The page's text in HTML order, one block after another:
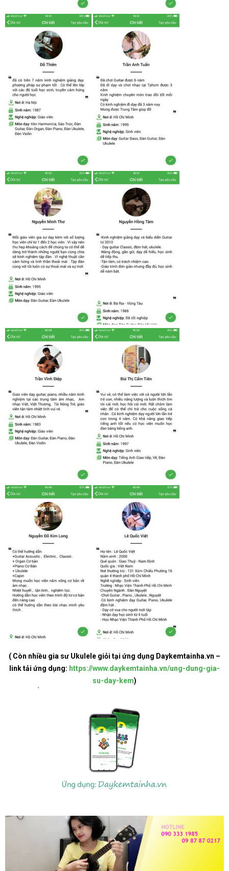
( Còn nhiều gia sư Ukulele giỏi tại ứng dụng Daykemtainha.vn –
link tải ứng dụng: https://www.daykemtainha.vn/ung-dung-gia-
su-day-kem)